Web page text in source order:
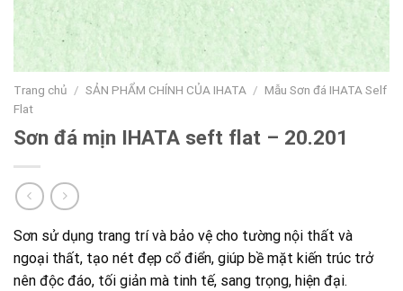
Trang chủ / SẢN PHẨM CHÍNH CỦA IHATA / Mẫu Sơn đá IHATA Self
Flat
Sơn đá mịn IHATA seft flat – 20.201
Sơn sử dụng trang trí và bảo vệ cho tường nội thất và
ngoại thất, tạo nét đẹp cổ điển, giúp bề mặt kiến trúc trở
nên độc đáo, tối giản mà tinh tế, sang trọng, hiện đại.